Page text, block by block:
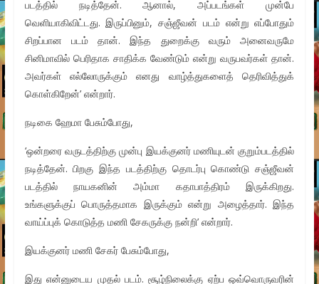
படத்தில் நடித்தேன். ஆனால், அப்படங்கள் முன்பே
வெளியாகிவிட்டது. இருப்பினும், சஞ்ஜீவன் படம் என்று எப்போதும்
சிறப்பான படம் தான். இந்த துறைக்கு வரும் அனைவருமே
சினிமாவில் பெரிதாக சாதிக்க வேண்டும் என்று வருபவர்கள் தான்.
அவர்கள் எல்லோருக்கும் எனது வாழ்த்துகளைத் தெரிவித்துக்
கொள்கிறேன்’ என்றார்.
நடிகை ஹேமா பேசும்போது,
‘ஒன்றரை வருடத்திற்கு முன்பு இயக்குனர் மணியுடன் குறும்படத்தில்
நடித்தேன். பிறகு இந்த படத்திற்கு தொடர்பு கொண்டு சஞ்ஜீவன்
படத்தில் நாயகனின் அம்மா கதாபாத்திரம் இருக்கிறது.
உங்களுக்குப் பொருத்தமாக இருக்கும் என்று அழைத்தார். இந்த
வாய்ப்புக் கொடுத்த மணி சேகருக்கு நன்றி’ என்றார்.
இயக்குனர் மணி சேகர் பேசும்போது,
இது என்னுடைய முதல் படம். சூழ்நிலைக்கு ஏற்ப ஒவ்வொருவரின்